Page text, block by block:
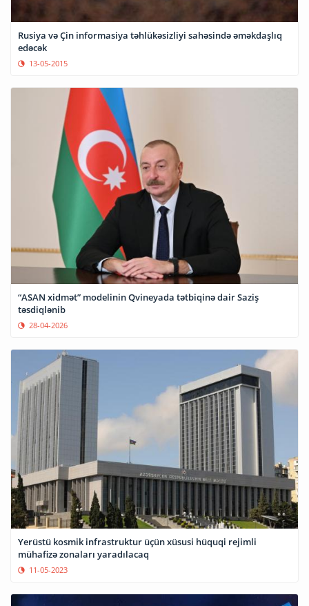
Rusiya və Çin informasiya təhlükəsizliyi sahəsində əməkdaşlıq
edəcək
13-05-2015
“ASAN xidmət” modelinin Qvineyada tətbiqinə dair Saziş
təsdiqlənib
28-04-2026
Yerüstü kosmik infrastruktur üçün xüsusi hüquqi rejimli
mühafizə zonaları yaradılacaq
11-05-2023